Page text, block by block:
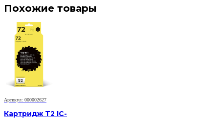
Похожие товары
Артикул: 000002627
Картридж T2 IC-